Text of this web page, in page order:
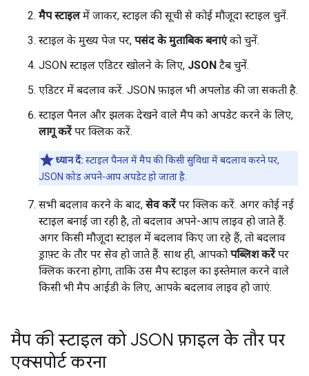
मैप स्टाइलमें जाकर, स्टाइल की सूची से कोई मौजूदा स्टाइल चुनें.
स्टाइल के मुख्य पेज पर, पसंद के मुताबिक बनाएंको चुनें.
JSON स्टाइल एडिटर खोलने के लिए, JSON टैब चुनें.
एडिटर में बदलाव करें. JSON फ़ाइल भी अपलोड की जा सकती है.
स्टाइल पैनल और झलक देखने वाले मैप को अपडेट करने के लिए,
लागू करेंपर क्लिक करें.
ध्यान दें: स्टाइल पैनल में मैप की किसी सुविधा में बदलाव करने पर,
JSON कोड अपने-आप अपडेट हो जाता है.
सभी बदलाव करने के बाद, सेव करेंपर क्लिक करें. अगर कोई नई
स्टाइल बनाई जा रही है, तो बदलाव अपने-आप लाइव हो जाते हैं.
अगर किसी मौजूदा स्टाइल में बदलाव किए जा रहे हैं, तो बदलाव
ड्राफ़्ट के तौर पर सेव हो जाते हैं. साथ ही, आपको पब्लिश करेंपर
क्लिक करना होगा, ताकि उस मैप स्टाइल का इस्तेमाल करने वाले
किसी भी मैप आईडी के लिए, आपके बदलाव लाइव हो जाएं.
मैप की स्टाइल को JSON फ़ाइल के तौर पर
एक्सपोर्ट करना